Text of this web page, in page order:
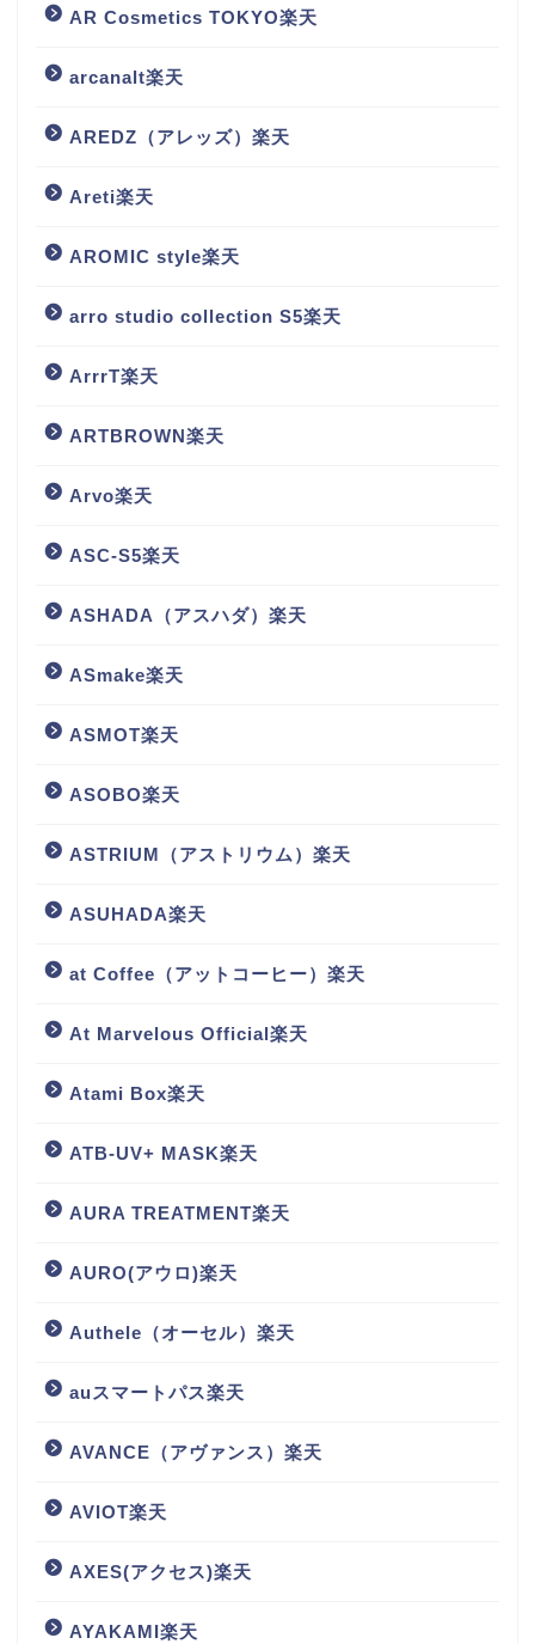
AR Cosmetics TOKYO楽天
arcanalt楽天
AREDZ（アレッズ）楽天
Areti楽天
AROMIC style楽天
arro studio collection S5楽天
ArrrT楽天
ARTBROWN楽天
Arvo楽天
ASC-S5楽天
ASHADA（アスハダ）楽天
ASmake楽天
ASMOT楽天
ASOBO楽天
ASTRIUM（アストリウム）楽天
ASUHADA楽天
at Coffee（アットコーヒー）楽天
At Marvelous Official楽天
Atami Box楽天
ATB-UV+ MASK楽天
AURA TREATMENT楽天
AURO(アウロ)楽天
Authele（オーセル）楽天
auスマートパス楽天
AVANCE（アヴァンス）楽天
AVIOT楽天
AXES(アクセス)楽天
AYAKAMI楽天